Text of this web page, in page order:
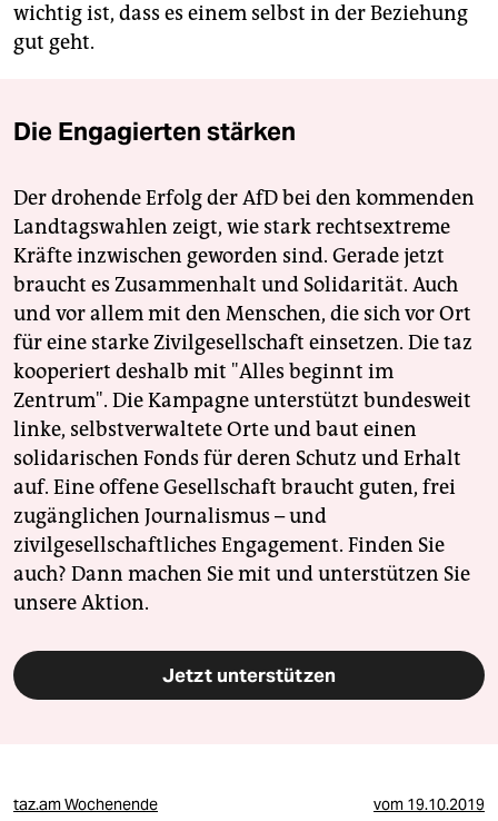
wichtig ist, dass es einem selbst in der Beziehung
gut geht.
Die Engagierten stärken
Der drohende Erfolg der AfD bei den kommenden
Landtagswahlen zeigt, wie stark rechtsextreme
Kräfte inzwischen geworden sind. Gerade jetzt
braucht es Zusammenhalt und Solidarität. Auch
und vor allem mit den Menschen, die sich vor Ort
für eine starke Zivilgesellschaft einsetzen. Die taz
kooperiert deshalb mit "Alles beginnt im
Zentrum". Die Kampagne unterstützt bundesweit
linke, selbstverwaltete Orte und baut einen
solidarischen Fonds für deren Schutz und Erhalt
auf. Eine offene Gesellschaft braucht guten, frei
zugänglichen Journalismus – und
zivilgesellschaftliches Engagement. Finden Sie
auch? Dann machen Sie mit und unterstützen Sie
unsere Aktion.
Jetzt unterstützen
taz.am Wochenende vom 19.10.2019